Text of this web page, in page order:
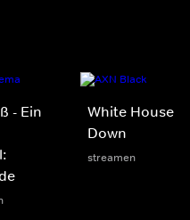
- Ein
White House
Down
streamen